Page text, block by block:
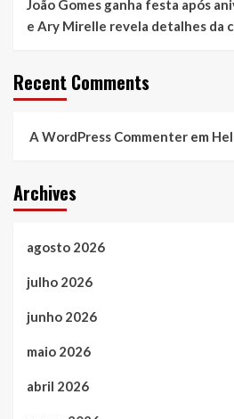
João Gomes ganha festa após
e Ary Mirelle revela detalhes da
Recent Comments
A WordPress Commenter em
Archives
agosto 2026
julho 2026
junho 2026
maio 2026
abril 2026